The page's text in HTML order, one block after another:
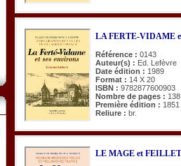
LA FERTE-VIDAME
Référence : 0143
Auteur(s) : Ed. Lefèvre
Date édition : 1989
Format : 14 X 20
ISBN : 9782877600903
Nombre de pages : 138
Première édition : 1851
Reliure : br.
LE MAGE et FEILLET